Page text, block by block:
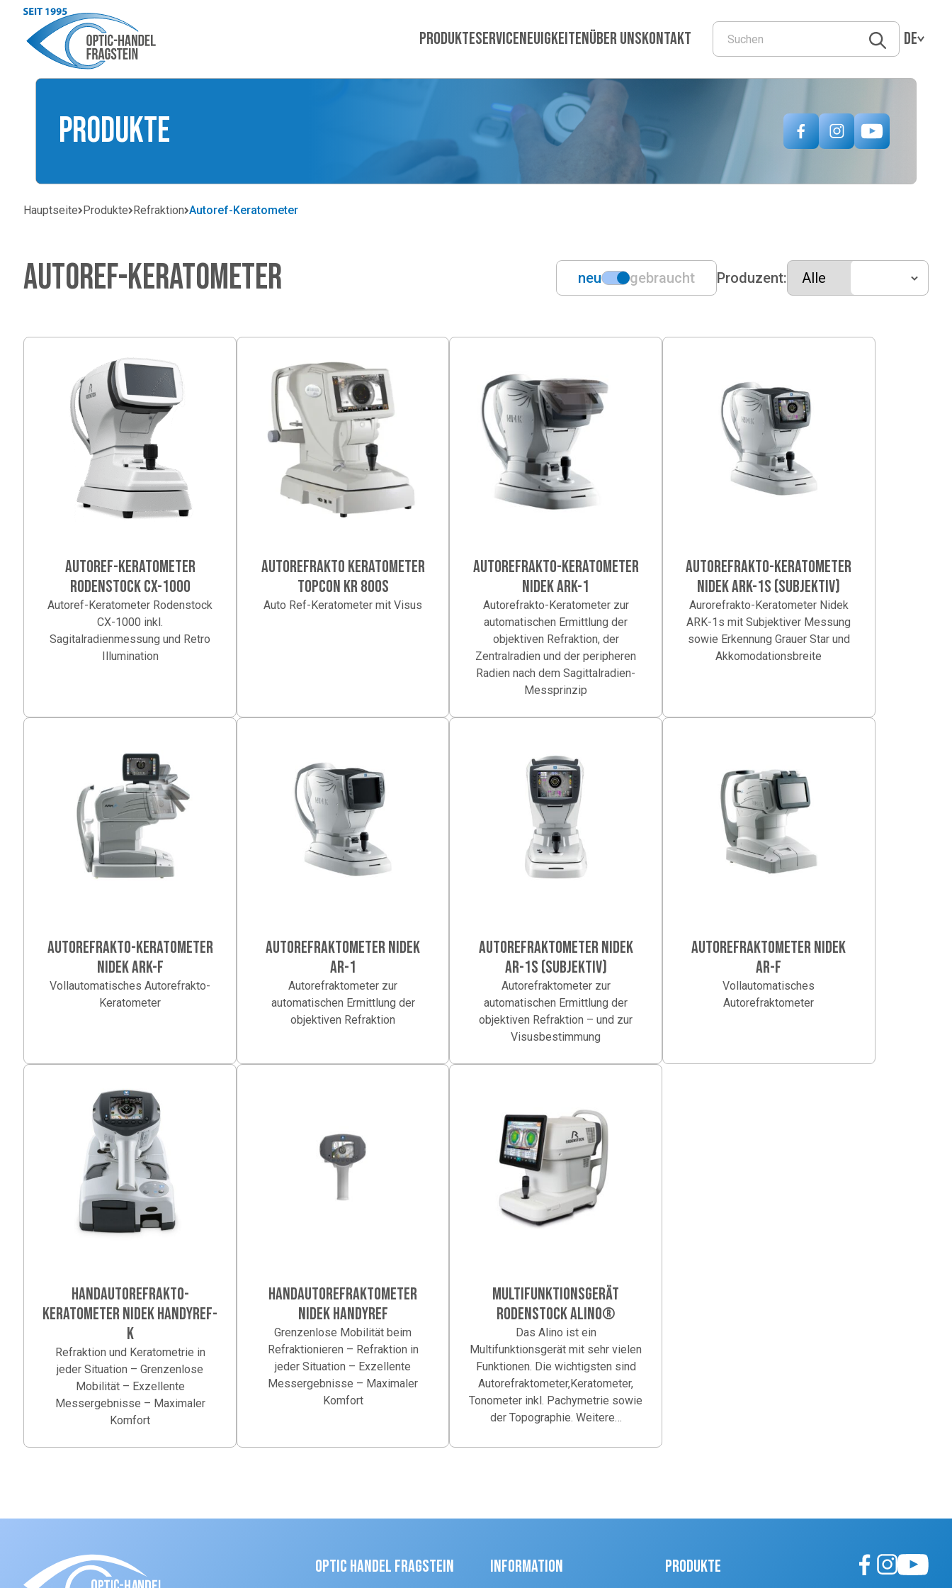
ProdukteServiceNeuigkeitenÜber unsKontakt DE
Produkte
Hauptseite Produkte Refraktion Autoref-Keratometer
Autoref-Keratometer neu gebraucht Produzent:
AUTOREF-KERATOMETER
RODENSTOCK CX-1000
Autoref-Keratometer Rodenstock
CX-1000 inkl.
Sagitalradienmessung und Retro
Illumination
AUTOREFRAKTO KERATOMETER
TOPCON KR 800S
Auto Ref-Keratometer mit Visus
AUTOREFRAKTO-KERATOMETER
NIDEK ARK-1
Autorefrakto-Keratometer zur
automatischen Ermittlung der
objektiven Refraktion, der
Zentralradien und der peripheren
Radien nach dem Sagittalradien-
Messprinzip
AUTOREFRAKTO-KERATOMETER
NIDEK ARK-1S (SUBJEKTIV)
Aurorefrakto-Keratometer Nidek
ARK-1s mit Subjektiver Messung
sowie Erkennung Grauer Star und
Akkomodationsbreite
AUTOREFRAKTO-KERATOMETER
NIDEK ARK-F
Vollautomatisches Autorefrakto-
Keratometer
AUTOREFRAKTOMETER NIDEK
AR-1
Autorefraktometer zur
automatischen Ermittlung der
objektiven Refraktion
AUTOREFRAKTOMETER NIDEK
AR-1S (SUBJEKTIV)
Autorefraktometer zur
automatischen Ermittlung der
objektiven Refraktion – und zur
Visusbestimmung
AUTOREFRAKTOMETER NIDEK
AR-F
Vollautomatisches
Autorefraktometer
HANDAUTOREFRAKTO-
KERATOMETER NIDEK HANDYREF-
K
Refraktion und Keratometrie in
jeder Situation – Grenzenlose
Mobilität – Exzellente
Messergebnisse – Maximaler
Komfort
HANDAUTOREFRAKTOMETER
NIDEK HANDYREF
Grenzenlose Mobilität beim
Refraktionieren – Refraktion in
jeder Situation – Exzellente
Messergebnisse – Maximaler
Komfort
MULTIFUNKTIONSGERÄT
RODENSTOCK ALINO®
Das Alino ist ein
Multifunktionsgerät mit sehr vielen
Funktionen. Die wichtigsten sind
Autorefraktometer,Keratometer,
Tonometer inkl. Pachymetrie sowie
der Topographie. Weitere…
Optic Handel Fragstein Information Produkte